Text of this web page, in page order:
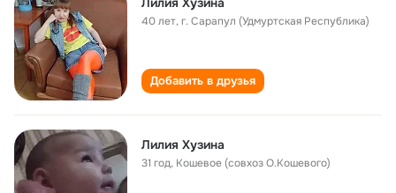
40 лет,г. Сарапул (Удмуртская Республика)
Добавить в друзья
Лилия Хузина
31 год, Кошевое (совхоз О.Кошевого)